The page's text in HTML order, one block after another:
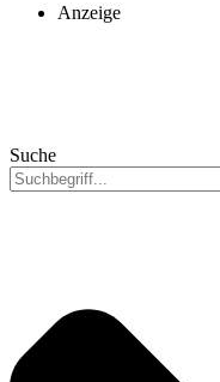
Anzeige
Suche